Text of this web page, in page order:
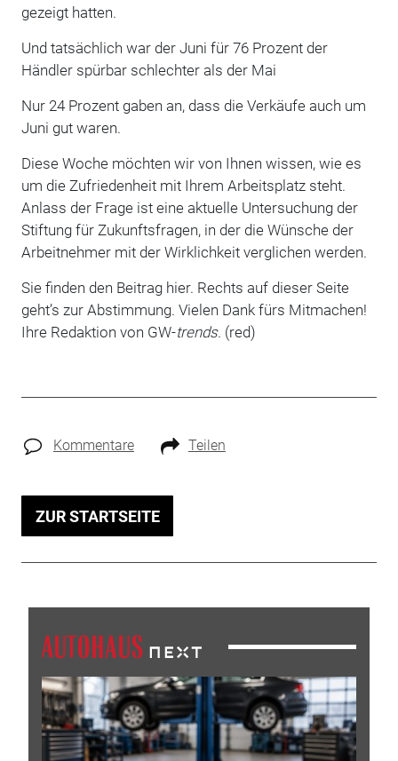
gezeigt hatten.
Und tatsächlich war der Juni für 76 Prozent der
Händler spürbar schlechter als der Mai
Nur 24 Prozent gaben an, dass die Verkäufe auch um
Juni gut waren.
Diese Woche möchten wir von Ihnen wissen, wie es
um die Zufriedenheit mit Ihrem Arbeitsplatz steht.
Anlass der Frage ist eine aktuelle Untersuchung der
Stiftung für Zukunftsfragen, in der die Wünsche der
Arbeitnehmer mit der Wirklichkeit verglichen werden.
Sie finden den Beitrag hier. Rechts auf dieser Seite
geht’s zur Abstimmung. Vielen Dank fürs Mitmachen!
Ihre Redaktion von GW-trends. (red)
Kommentare Teilen
ZUR STARTSEITE